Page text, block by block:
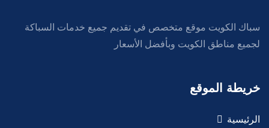
سباك الكويت موقع متخصص في تقديم جميع خدمات السباكة
لجميع مناطق الكويت وبأفضل الأسعار
خريطة الموقع
الرئيسية